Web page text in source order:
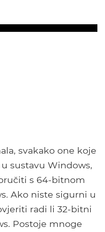
svakako one koje
sustavu Windows,
s 64-bitnom
Ako niste sigurni u
radi li 32-bitni
Postoje mnoge